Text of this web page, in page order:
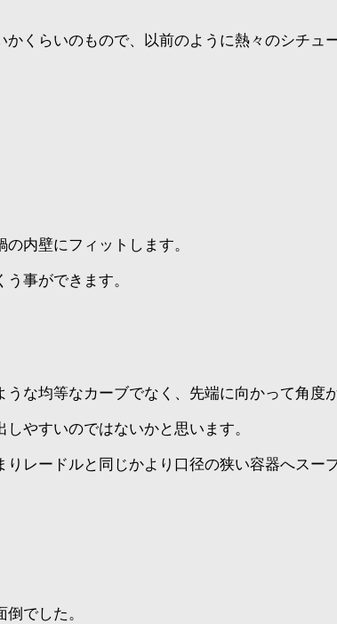
くらいのもので、以前のように熱々のシチュ
内壁にフィットします。
事ができます。
な均等なカーブでなく、先端に向かって角度
やすいのではないかと思います。
レードルと同じかより口径の狭い容器へスー
でした。